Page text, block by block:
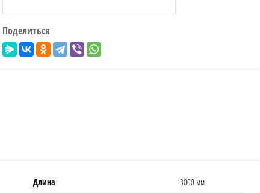
Поделиться
Длина
3000 мм